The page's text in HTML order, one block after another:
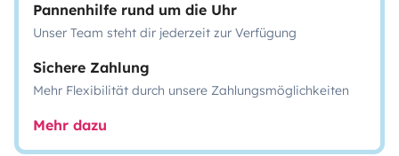
Pannenhilfe rund um die Uhr
Unser Team steht dir jederzeit zur Verfügung
Sichere Zahlung
Mehr Flexibilität durch unsere Zahlungsmöglichkeiten
Mehr dazu